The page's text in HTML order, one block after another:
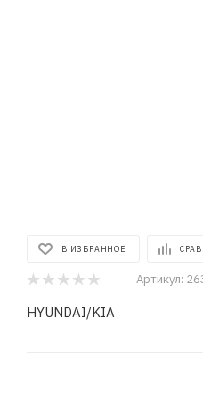
В ИЗБРАННОЕ
Артикул:
HYUNDAI/KIA